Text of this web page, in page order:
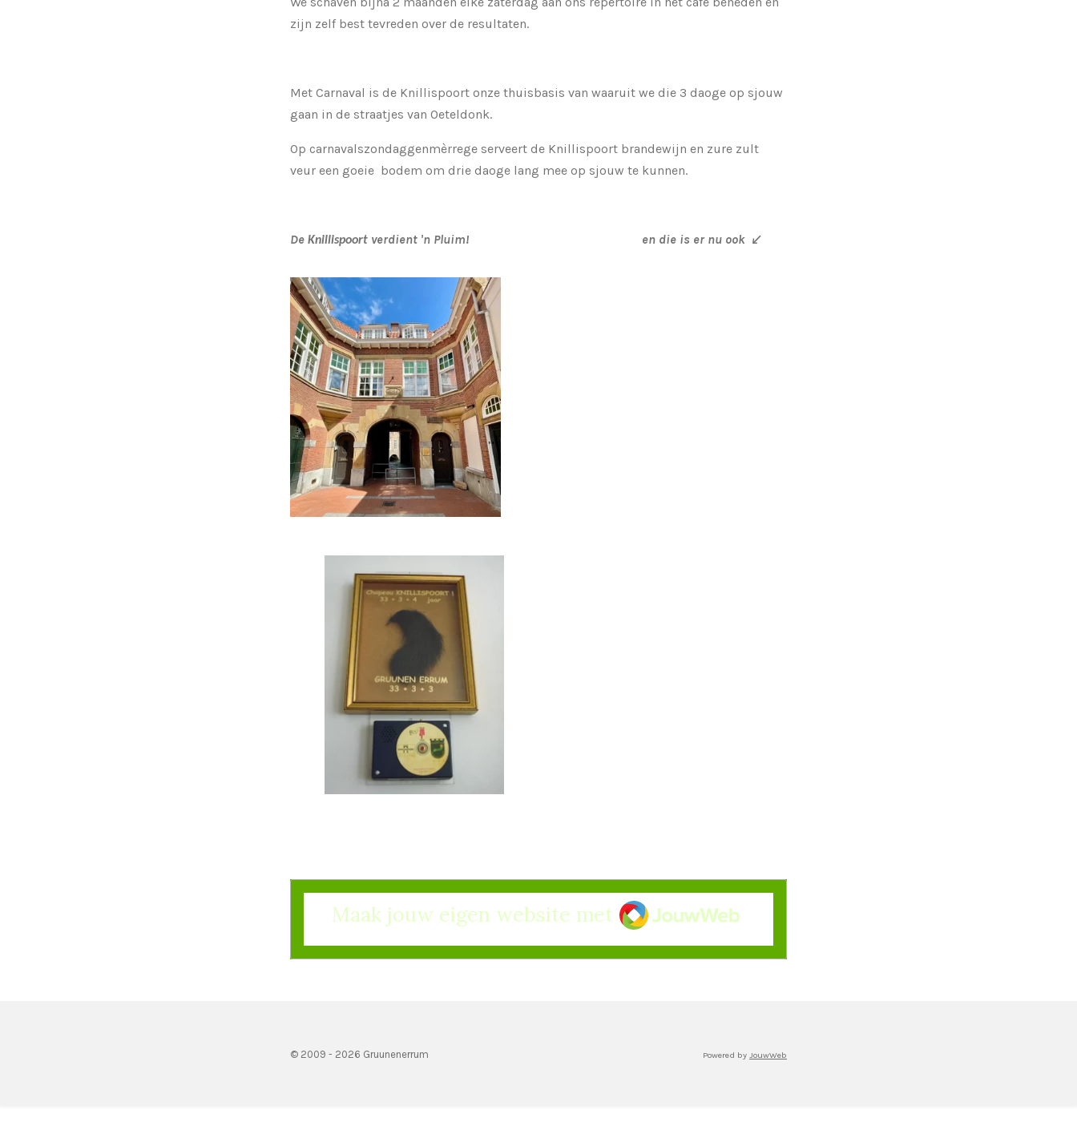
zijn zelf best tevreden over de resultaten.
Met Carnaval is de Knillispoort onze thuisbasis van waaruit we die 3 daoge op sjouw
gaan in de straatjes van Oeteldonk.
Op carnavalszondaggenmèrrege serveert de Knillispoort brandewijn en zure zult
veur een goeie bodem om drie daoge lang mee op sjouw te kunnen.
De Knillispoort verdient 'n Pluim! en die is er nu ook ↙
Maak jouw eigen website met JouwWeb
© 2009 - 2026 Gruunenerrum Powered by JouwWeb